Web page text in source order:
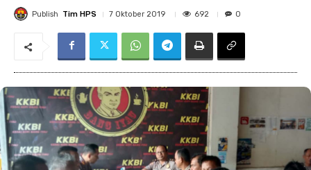
Publish Tim HPS 7 Oktober 2019 692 0